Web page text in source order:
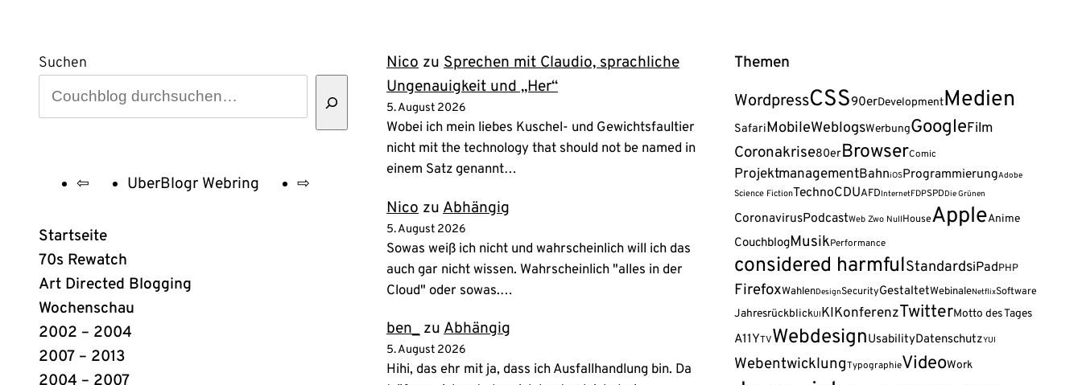
Suchen
UberBlogr
Webring
Links
⇦ UberBlogr Webring ⇨
Startseite
70s Rewatch
Art Directed Blogging
Wochenschau
2002 – 2004
2007 – 2013
2004 – 2007
Nico zu Sprechen mit Claudio, sprachliche
Ungenauigkeit und „Her“
5. August 2026
Wobei ich mein liebes Kuschel- und Gewichtsfaultier
nicht mit the technology that should not be named in
einem Satz genannt…
Nico zu Abhängig
5. August 2026
Sowas weiß ich nicht und wahrscheinlich will ich das
auch gar nicht wissen. Wahrscheinlich "alles in der
Cloud" oder sowas.…
ben_ zu Abhängig
5. August 2026
Hihi, das ehr mit ja, dass ich Ausfallhandlung bin. Da
Themen
WordpressCSS90erDevelopmentMedien
SafariMobileWeblogsWerbungGoogleFilm
Coronakrise80erBrowserComic
ProjektmanagementBahniOSProgrammierungAdobe
Science FictionTechnoCDUAFDInternetFDPSPDDie Grünen
CoronavirusPodcastWeb Zwo NullHouseAppleAnime
CouchblogMusikPerformance
considered harmfulStandardsiPadPHP
FirefoxWahlenDesignSecurityGestaltetWebinaleNetflixSoftware
JahresrückblickUIKIKonferenzTwitterMotto des Tages
A11YTVWebdesignUsabilityDatenschutzYUI
WebentwicklungTypographieVideoWork